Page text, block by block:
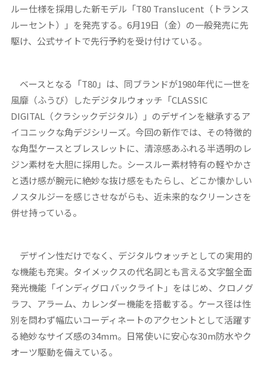
ルー仕様を採用した新モデル「T80 Translucent（トランス
ルーセント）」を発売する。6月19日（金）の一般発売に先
駆け、公式サイトで先行予約を受け付けている。
ベースとなる「T80」は、同ブランドが1980年代に一世を
風靡（ふうび）したデジタルウォッチ「CLASSIC
DIGITAL（クラシックデジタル）」のデザインを継承するア
イコニックな角デジシリーズ。今回の新作では、その特徴的
な角型ケースとブレスレットに、清涼感あふれる半透明のレ
ジン素材を大胆に採用した。シースルー素材特有の軽やかさ
と透け感が腕元に絶妙な抜け感をもたらし、どこか懐かしい
ノスタルジーを感じさせながらも、近未来的なクリーンさを
併せ持っている。
デザイン性だけでなく、デジタルウォッチとしての実用的
な機能も充実。タイメックスの代名詞とも言える文字盤全面
発光機能「インディグロ バックライト」をはじめ、クロノグ
ラフ、アラーム、カレンダー機能を搭載する。ケース径は性
別を問わず幅広いコーディネートのアクセントとして活躍す
る絶妙なサイズ感の34mm。日常使いに安心な30m防水やク
オーツ駆動を備えている。